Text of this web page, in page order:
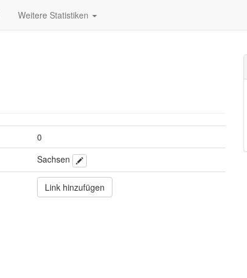
Weitere Statistiken
0
Sachsen
Link hinzufügen